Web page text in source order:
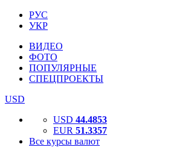
РУС
УКР
ВИДЕО
ФОТО
ПОПУЛЯРНЫЕ
СПЕЦПРОЕКТЫ
USD
USD 44.4853
EUR 51.3357
Все курсы валют